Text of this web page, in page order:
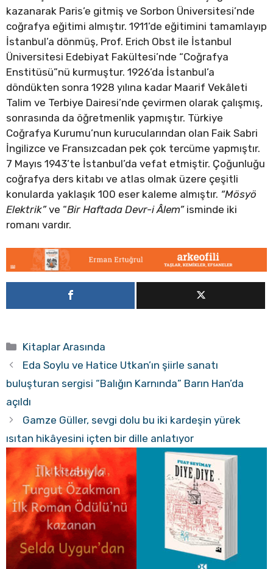
kazanarak Paris’e gitmiş ve Sorbon Üniversitesi’nde
coğrafya eğitimi almıştır. 1911’de eğitimini tamamlayıp
İstanbul’a dönmüş, Prof. Erich Obst ile İstanbul
Üniversitesi Edebiyat Fakültesi’nde “Coğrafya
Enstitüsü”nü kurmuştur. 1926’da İstanbul’a
döndükten sonra 1928 yılına kadar Maarif Vekâleti
Talim ve Terbiye Dairesi’nde çevirmen olarak çalışmış,
sonrasında da öğretmenlik yapmıştır. Türkiye
Coğrafya Kurumu’nun kurucularından olan Faik Sabri
İngilizce ve Fransızcadan pek çok tercüme yapmıştır.
7 Mayıs 1943’te İstanbul’da vefat etmiştir. Çoğunluğu
coğrafya ders kitabı ve atlas olmak üzere çeşitli
konularda yaklaşık 100 eser kaleme almıştır. “Mösyö
Elektrik”ve “Bir Haftada Devr-i Âlem”isminde iki
romanı vardır.
Kategoriler
Kitaplar Arasında
Eda Soylu ve Hatice Utkan’ın şiirle sanatı
buluşturan sergisi “Balığın Karnında” Barın Han’da
açıldı
Gamze Güller, sevgi dolu bu iki kardeşin yürek
ısıtan hikâyesini içten bir dille anlatıyor